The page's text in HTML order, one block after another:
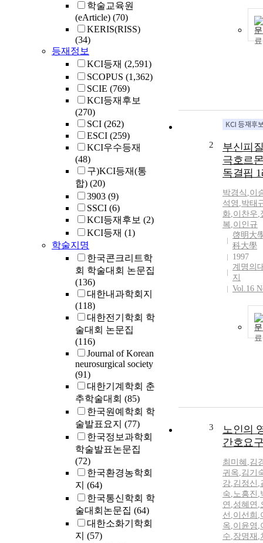
학술교육원
(eArticle) (70)
KERIS(RISS)
(34)
등재정보
KCI등재 (2,591)
SCOPUS (1,362)
SCIE (769)
KCI등재후보
(270)
SCI (262)
ESCI (259)
KCI우수등재
(48)
구)KCI등재(통
합) (20)
3903 (9)
SSCI (6)
KCI등재후보 (2)
KCI등재 (1)
학술지명
한국콘크리트학
회 학술대회 논문집
(136)
대한내과학회지
(118)
대한전기학회 학
술대회 논문집
(116)
Journal of Korean
neurosurgical society
(91)
대한기계학회 춘
추학술대회 (85)
한국원예학회 학
술발표요지 (77)
한국정보과학회
학술발표논문집
(72)
한국환경농학회
지 (64)
한국통신학회 학
술대회논문집 (64)
대한소화기학회
지 (57)
2
부신피
극호르
독결핍
박경식 ,이
석영 ,박태
화,이찬우,
복,이인규
啓明大
科大學
1997
계명의
지
Vol.16
3
노인의
간호요구
최미혜 ,김
귀옥,김기
강,김정신 ,
숙,노흥진 ,
연 ,성혜연 ,
선 ,이선희 ,
옥,이윤영 ,
수,장명재 ,